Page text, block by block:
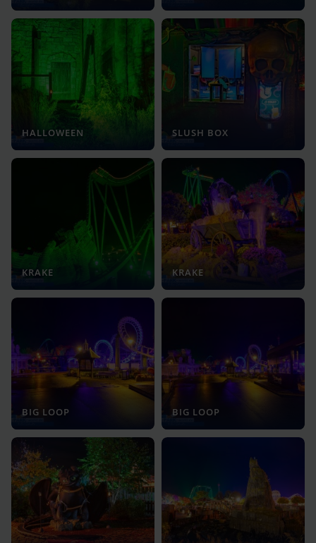
HALLOWEEN SLUSH BOX
KRAKE KRAKE
BIG LOOP BIG LOOP